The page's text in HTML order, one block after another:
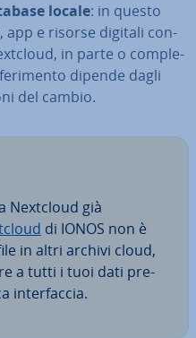
locale: in questo
app e risorse digitali con­
in parte o com­ple­
dipende dagli
del cambio.
Nextcloud già
di IONOS non è
in altri archivi cloud,
a tutti i tuoi dati pre­
in­ter­fac­cia.